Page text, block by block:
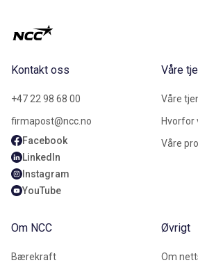
Kontakt oss
+47 22 98 68 00
firmapost@ncc.no
Facebook
LinkedIn
Instagram
YouTube
Våre
Våre
Hvorfor
Våre
Om NCC
Bærekraft
Øvrigt
Om